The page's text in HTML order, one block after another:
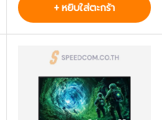
+ หยิบใส่ตะกร้า